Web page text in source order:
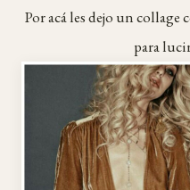
Por acá les dejo un
para